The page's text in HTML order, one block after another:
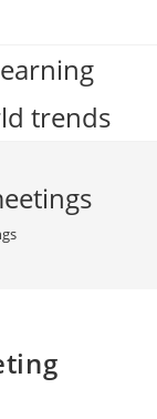
trends